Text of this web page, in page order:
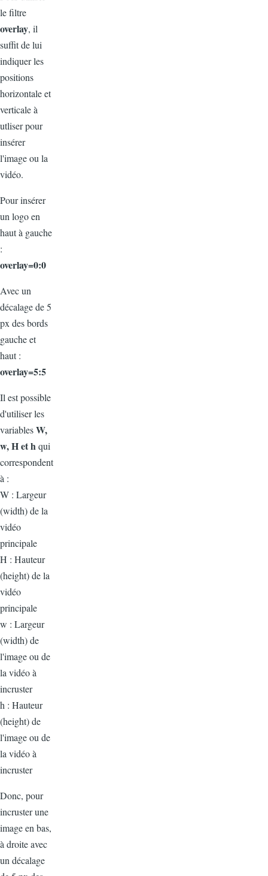
le filtre
overlay, il
suffit de lui
indiquer les
positions
horizontale et
verticale à
utliser pour
insérer
l'image ou la
vidéo.
Pour insérer
un logo en
haut à gauche
:
overlay=0:0
Avec un
décalage de 5
px des bords
gauche et
haut :
overlay=5:5
Il est possible
d'utiliser les
variablesW,
w, H et hqui
correspondent
à :
W : Largeur
(width) de la
vidéo
principale
H : Hauteur
(height) de la
vidéo
principale
w : Largeur
(width) de
l'image ou de
la vidéo à
incruster
h : Hauteur
(height) de
l'image ou de
la vidéo à
incruster
Donc, pour
incruster une
image en bas,
à droite avec
un décalage